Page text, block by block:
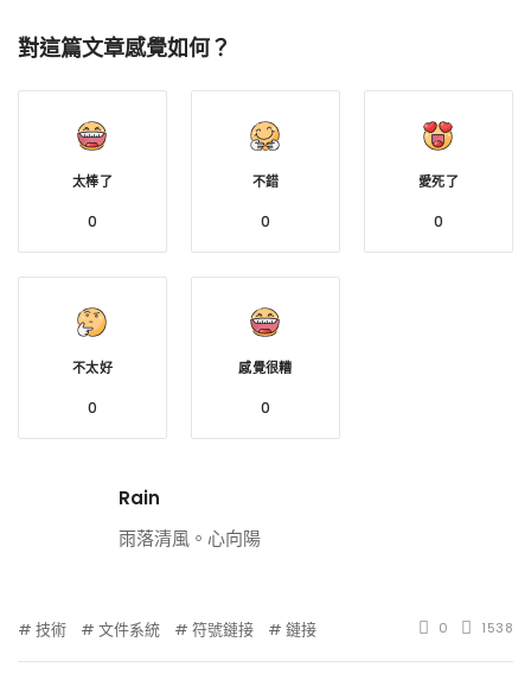
對這篇文章感覺如何？
太棒了
0
不錯
0
愛死了
0
不太好
0
感覺很糟
0
Rain
雨落清風。心向陽
技術 文件系統 符號鏈接 鏈接 0 1538